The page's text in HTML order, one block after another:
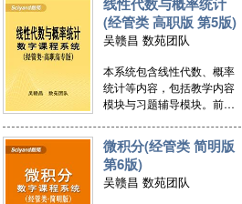
2022春季学期(-03.31)免费开放数字课程系统VIP1
Shuyuan team led by him has made
outstanding contributions in the field of
education informatization since 2000.
(经管类 高职版 第5版)
吴赣昌 数苑团队
本系统包含线性代数、概率
统计等内容，包括教学内容
模块与习题辅导模块。前者
数学实验及其算法编程详
解；后者包括所有习题详
解。所有页面均做了知识交
互链接，让您深知其所以
微积分(经管类 简明版
第6版)
吴赣昌 数苑团队